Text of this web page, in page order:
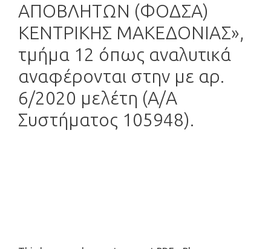
ΑΠΟΒΛΗΤΩΝ (ΦΟΔΣΑ)
ΚΕΝΤΡΙΚΗΣ ΜΑΚΕΔΟΝΙΑΣ»,
τμήμα 12 όπως αναλυτικά
αναφέρονται στην με αρ.
6/2020 μελέτη (Α/Α
Συστήματος 105948).